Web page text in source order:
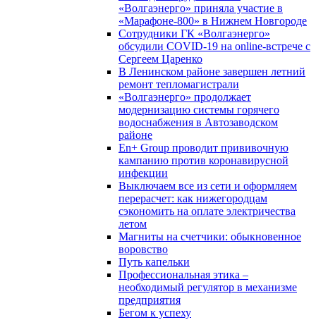
«Волгаэнерго» приняла участие в
«Марафоне-800» в Нижнем Новгороде
Сотрудники ГК «Волгаэнерго»
обсудили COVID-19 на online-встрече с
Сергеем Царенко
В Ленинском районе завершен летний
ремонт тепломагистрали
«Волгаэнерго» продолжает
модернизацию системы горячего
водоснабжения в Автозаводском
районе
En+ Group проводит прививочную
кампанию против коронавирусной
инфекции
Выключаем все из сети и оформляем
перерасчет: как нижегородцам
сэкономить на оплате электричества
летом
Магниты на счетчики: обыкновенное
воровство
Путь капельки
Профессиональная этика –
необходимый регулятор в механизме
предприятия
Бегом к успеху